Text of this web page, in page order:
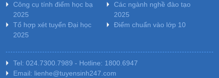
Công cụ tính điểm học bạ
2025
Các ngành nghề đào tạo
2025
Tổ hợp xét tuyển Đại học
2025
Điểm chuẩn vào lớp 10
Tel: 024.7300.7989 - Hotline: 1800.6947
Email: lienhe@tuyensinh247.com